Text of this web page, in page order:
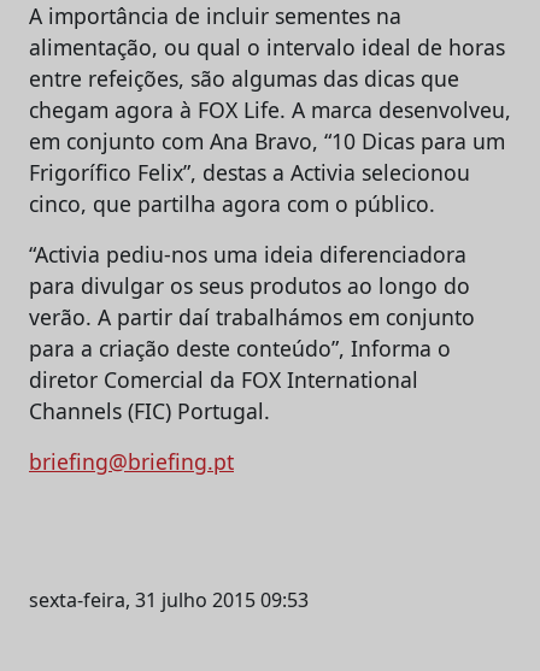
A importância de incluir sementes na
alimentação, ou qual o intervalo ideal de horas
entre refeições, são algumas das dicas que
chegam agora à FOX Life. A marca desenvolveu,
em conjunto com Ana Bravo, “10 Dicas para um
Frigorífico Felix”, destas a Activia selecionou
cinco, que partilha agora com o público.
“Activia pediu-nos uma ideia diferenciadora
para divulgar os seus produtos ao longo do
verão. A partir daí trabalhámos em conjunto
para a criação deste conteúdo”, Informa o
diretor Comercial da FOX International
Channels (FIC) Portugal.
briefing@briefing.pt
sexta-feira, 31 julho 2015 09:53